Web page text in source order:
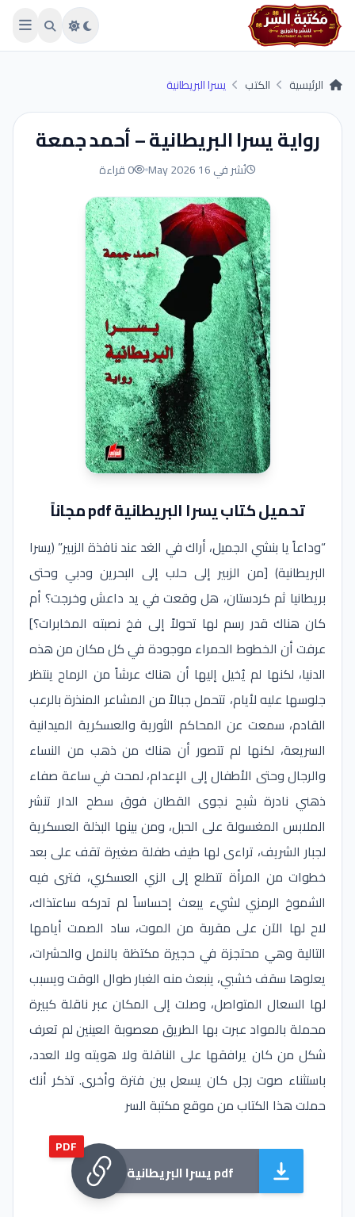
Skip to main content
الرئيسية الكتب يسرا البريطانية
رواية يسرا البريطانية – أحمد جمعة
نُشر في 16 May 2026 0 قراءة
تحميل كتاب يسرا البريطانية pdf مجاناً
“وداعاً يا بنشي الجميل، أراك في الغد عند نافذة الزبير” (يسرا
البريطانية) [من الزبير إلى حلب إلى البحرين ودبي وحتى
بريطانيا ثم كردستان، هل وقعت في يد داعش وخرجت؟ أم
كان هناك قدر رسم لها تحولاً إلى فخ نصبته المخابرات؟]
عرفت أن الخطوط الحمراء موجودة في كل مكان من هذه
الدنيا، لكنها لم يُخيل إليها أن هناك عرشاً من الرماح ينتظر
جلوسها عليه لأيام، تتحمل جبالاً من المشاعر المنذرة بالرعب
القادم، سمعت عن المحاكم الثورية والعسكرية الميدانية
السريعة، لكنها لم تتصور أن هناك من ذهب من النساء
والرجال وحتى الأطفال إلى الإعدام، لمحت في ساعة صفاء
ذهني نادرة شبح نجوى القطان فوق سطح الدار تنشر
الملابس المغسولة على الحبل، ومن بينها البذلة العسكرية
لجبار الشريف، تراءى لها طيف طفلة صغيرة تقف على بعد
خطوات من المرأة تتطلع إلى الزي العسكري، فترى فيه
الشموخ الرمزي لشيء يبعث إحساساً لم تدركه ساعتذاك،
لاح لها الآن على مقربة من الموت، ساد الصمت أيامها
التالية وهي محتجزة في حجيرة مكتظة بالنمل والحشرات،
يعلوها سقف خشبي، ينبعث منه الغبار طوال الوقت ويسبب
لها السعال المتواصل، وصلت إلى المكان عبر ناقلة كبيرة
محملة بالمواد عبرت بها الطريق معصوبة العينين لم تعرف
شكل من كان يرافقها على الناقلة ولا هويته ولا العدد،
باستثناء صوت رجل كان يسعل بين فترة وأخرى. تذكر أنك
حملت هذا الكتاب من موقع مكتبة السر
PDF
يسرا البريطانية pdf